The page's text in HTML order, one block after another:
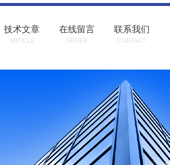
技术文章
ARTICLE
在线留言
ORDER
联系我们
CONTACT